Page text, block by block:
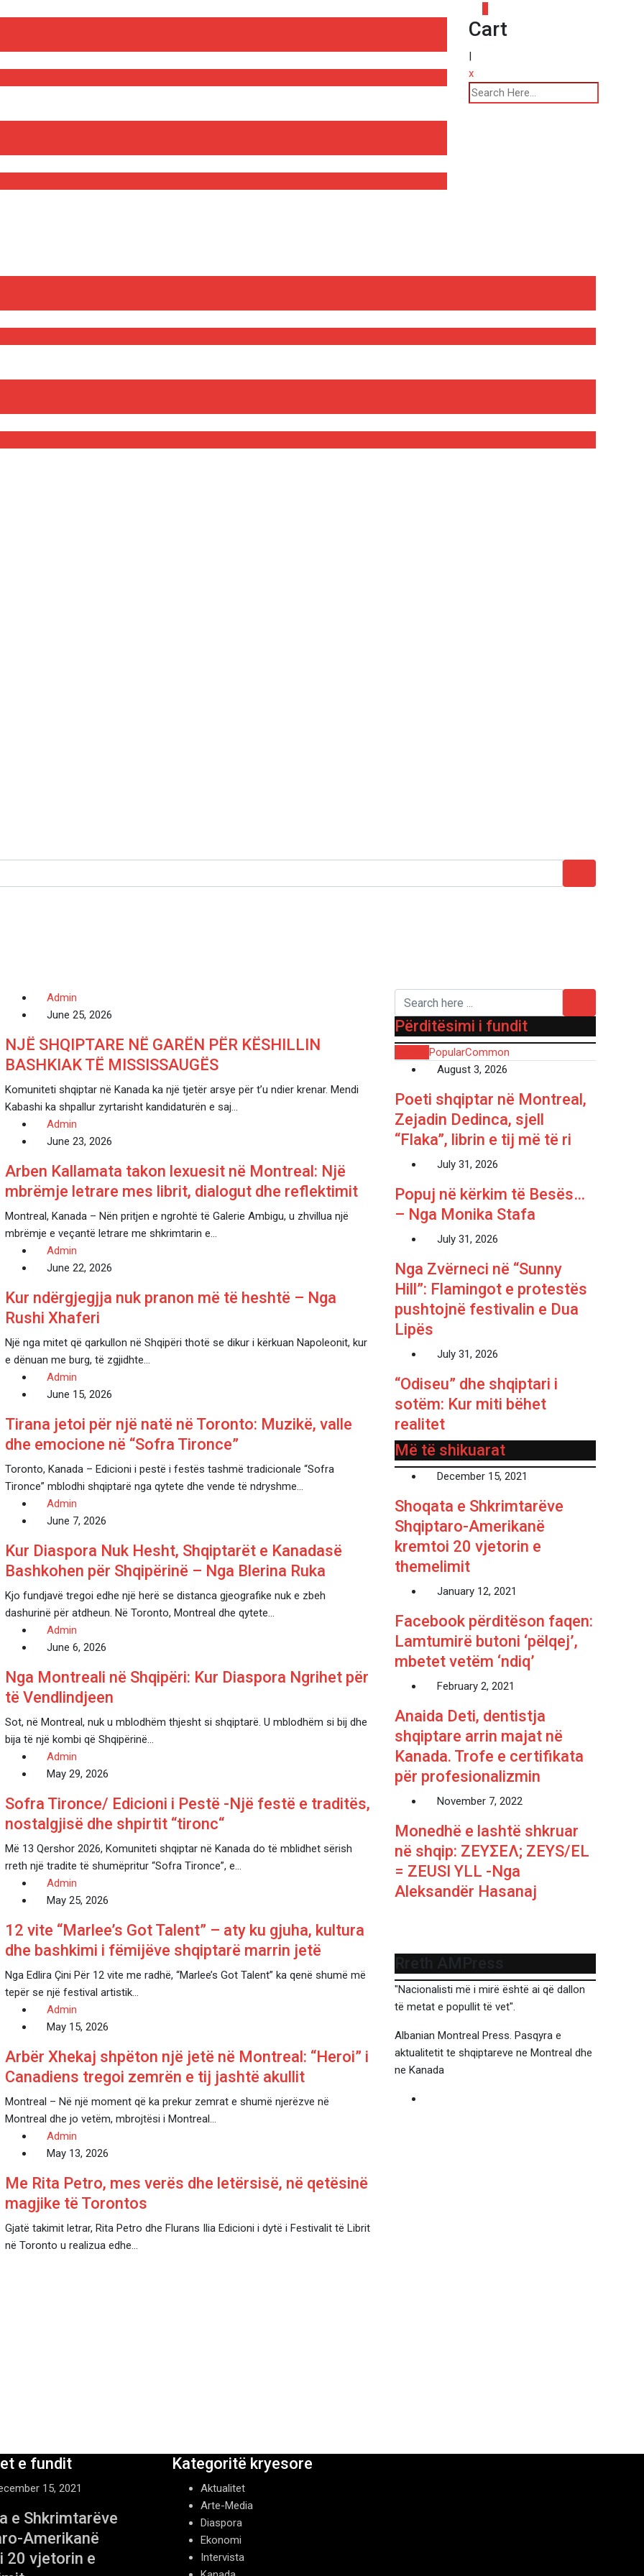
Cart
|
x
Admin
June 25, 2026
NJË SHQIPTARE NË GARËN PËR KËSHILLIN
BASHKIAK TË MISSISSAUGËS
Komuniteti shqiptar në Kanada ka një tjetër arsye për t’u ndier krenar. Mendi
Kabashi ka shpallur zyrtarisht kandidaturën e saj…
Admin
June 23, 2026
Arben Kallamata takon lexuesit në Montreal: Një
mbrëmje letrare mes librit, dialogut dhe reflektimit
Montreal, Kanada – Nën pritjen e ngrohtë të Galerie Ambigu, u zhvillua një
mbrëmje e veçantë letrare me shkrimtarin e…
Admin
June 22, 2026
Kur ndërgjegjja nuk pranon më të heshtë – Nga
Rushi Xhaferi
Një nga mitet që qarkullon në Shqipëri thotë se dikur i kërkuan Napoleonit, kur
e dënuan me burg, të zgjidhte…
Admin
June 15, 2026
Tirana jetoi për një natë në Toronto: Muzikë, valle
dhe emocione në “Sofra Tironce”
Toronto, Kanada – Edicioni i pestë i festës tashmë tradicionale “Sofra
Tironce” mblodhi shqiptarë nga qytete dhe vende të ndryshme…
Admin
June 7, 2026
Kur Diaspora Nuk Hesht, Shqiptarët e Kanadasë
Bashkohen për Shqipërinë – Nga Blerina Ruka
Kjo fundjavë tregoi edhe një herë se distanca gjeografike nuk e zbeh
dashurinë për atdheun. Në Toronto, Montreal dhe qytete…
Admin
June 6, 2026
Nga Montreali në Shqipëri: Kur Diaspora Ngrihet për
të Vendlindjeen
Sot, në Montreal, nuk u mblodhëm thjesht si shqiptarë. U mblodhëm si bij dhe
bija të një kombi që Shqipërinë…
Admin
May 29, 2026
Sofra Tironce/ Edicioni i Pestë -Një festë e traditës,
nostalgjisë dhe shpirtit “tironc“
Më 13 Qershor 2026, Komuniteti shqiptar në Kanada do të mblidhet sërish
rreth një tradite të shumëpritur “Sofra Tironce”, e…
Admin
May 25, 2026
12 vite “Marlee’s Got Talent” – aty ku gjuha, kultura
dhe bashkimi i fëmijëve shqiptarë marrin jetë
Nga Edlira Çini Për 12 vite me radhë, “Marlee’s Got Talent” ka qenë shumë më
tepër se një festival artistik…
Admin
May 15, 2026
Arbër Xhekaj shpëton një jetë në Montreal: “Heroi” i
Canadiens tregoi zemrën e tij jashtë akullit
Montreal – Në një moment që ka prekur zemrat e shumë njerëzve në
Montreal dhe jo vetëm, mbrojtësi i Montreal…
Admin
May 13, 2026
Me Rita Petro, mes verës dhe letërsisë, në qetësinë
magjike të Torontos
Gjatë takimit letrar, Rita Petro dhe Flurans Ilia Edicioni i dytë i Festivalit të Librit
në Toronto u realizua edhe…
Përditësimi i fundit
PopularCommon
August 3, 2026
Poeti shqiptar në Montreal,
Zejadin Dedinca, sjell
“Flaka”, librin e tij më të ri
July 31, 2026
Popuj në kërkim të Besës…
– Nga Monika Stafa
July 31, 2026
Nga Zvërneci në “Sunny
Hill”: Flamingot e protestës
pushtojnë festivalin e Dua
Lipës
July 31, 2026
“Odiseu” dhe shqiptari i
sotëm: Kur miti bëhet
realitet
Më të shikuarat
December 15, 2021
Shoqata e Shkrimtarëve
Shqiptaro-Amerikanë
kremtoi 20 vjetorin e
themelimit
January 12, 2021
Facebook përditëson faqen:
Lamtumirë butoni ‘pëlqej’,
mbetet vetëm ‘ndiq’
February 2, 2021
Anaida Deti, dentistja
shqiptare arrin majat në
Kanada. Trofe e certifikata
për profesionalizmin
November 7, 2022
Monedhë e lashtë shkruar
në shqip: ΖΕΥΣΕΛ; ZEYS/EL
= ZEUSI YLL -Nga
Aleksandër Hasanaj
Rreth AMPress
"Nacionalisti më i mirë është ai që dallon
të metat e popullit të vet".
Albanian Montreal Press. Pasqyra e
aktualitetit te shqiptareve ne Montreal dhe
ne Kanada
e fundit
15, 2021
e Shkrimtarëve
Amerikanë
20 vjetorin e
Kategoritë kryesore
Aktualitet
Arte-Media
Diaspora
Ekonomi
Intervista